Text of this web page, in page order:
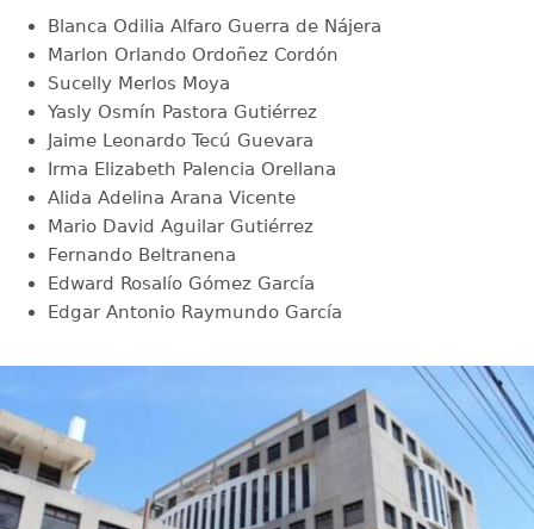
Blanca Odilia Alfaro Guerra de Nájera
Marlon Orlando Ordoñez Cordón
Sucelly Merlos Moya
Yasly Osmín Pastora Gutiérrez
Jaime Leonardo Tecú Guevara
Irma Elizabeth Palencia Orellana
Alida Adelina Arana Vicente
Mario David Aguilar Gutiérrez
Fernando Beltranena
Edward Rosalío Gómez García
Edgar Antonio Raymundo García